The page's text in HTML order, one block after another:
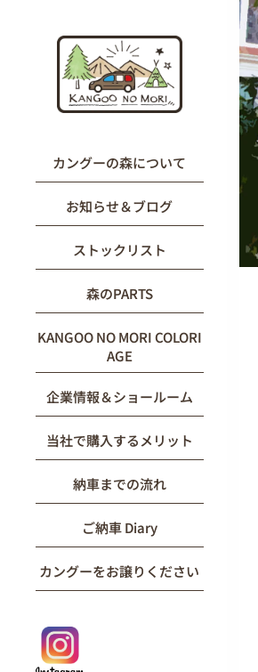
カングーの森について
お知らせ＆ブログ
ストックリスト
森のPARTS
KANGOO NO MORI COLORI
AGE
企業情報＆ショールーム
当社で購入するメリット
納車までの流れ
ご納車 Diary
カングーをお譲りください